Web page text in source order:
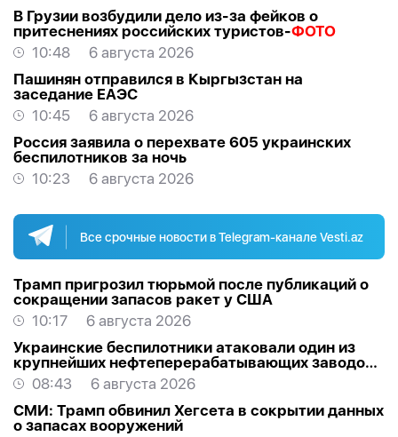
В Грузии возбудили дело из-за фейков о
притеснениях российских туристов-ФОТО
10:48
6 августа 2026
Пашинян отправился в Кыргызстан на
заседание ЕАЭС
10:45
6 августа 2026
Россия заявила о перехвате 605 украинских
беспилотников за ночь
10:23
6 августа 2026
Все срочные новости в Telegram-канале Vesti.az
Трамп пригрозил тюрьмой после публикаций о
сокращении запасов ракет у США
10:17
6 августа 2026
Украинские беспилотники атаковали один из
крупнейших нефтеперерабатывающих заводов
России в Ярославской области
08:43
6 августа 2026
СМИ: Трамп обвинил Хегсета в сокрытии данных
о запасах вооружений